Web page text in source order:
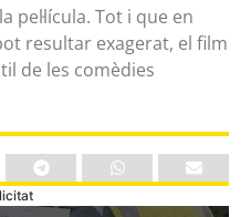
Tot i que en
resultar exagerat, el film
de les comèdies